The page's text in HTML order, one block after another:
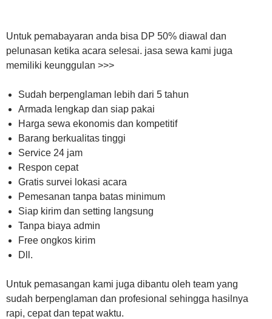
Untuk pemabayaran anda bisa DP 50% diawal dan
pelunasan ketika acara selesai. jasa sewa kami juga
memiliki keunggulan >>>
Sudah berpenglaman lebih dari 5 tahun
Armada lengkap dan siap pakai
Harga sewa ekonomis dan kompetitif
Barang berkualitas tinggi
Service 24 jam
Respon cepat
Gratis survei lokasi acara
Pemesanan tanpa batas minimum
Siap kirim dan setting langsung
Tanpa biaya admin
Free ongkos kirim
Dll.
Untuk pemasangan kami juga dibantu oleh team yang
sudah berpenglaman dan profesional sehingga hasilnya
rapi, cepat dan tepat waktu.